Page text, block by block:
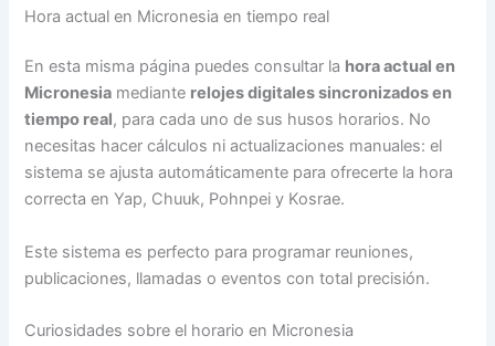
Hora actual en Micronesia en tiempo real
En esta misma página puedes consultar la hora actual en
Micronesia mediante relojes digitales sincronizados en
tiempo real, para cada uno de sus husos horarios. No
necesitas hacer cálculos ni actualizaciones manuales: el
sistema se ajusta automáticamente para ofrecerte la hora
correcta en Yap, Chuuk, Pohnpei y Kosrae.
Este sistema es perfecto para programar reuniones,
publicaciones, llamadas o eventos con total precisión.
Curiosidades sobre el horario en Micronesia